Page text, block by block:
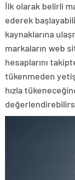
İlk olarak belirli
ederek
kaynaklarına
markaların web
hesaplarını
tükenmeden
hızla